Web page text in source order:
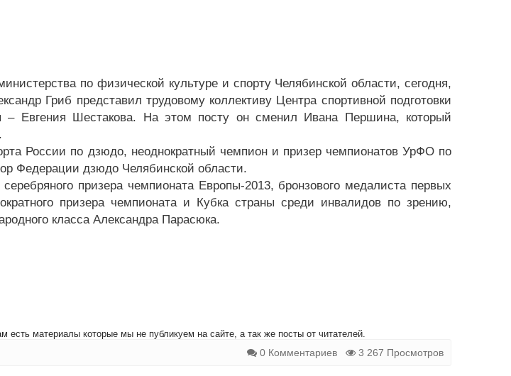
по физической культуре и спорту Челябинской области, сегодня,
Гриб представил трудовому коллективу Центра спортивной подготовки
– Евгения Шестакова. На этом посту он сменил Ивана Першина, который
России по дзюдо, неоднократный чемпион и призер чемпионатов УрФО по
Федерации дзюдо Челябинской области.
серебряного призера чемпионата Европы-2013, бронзового медалиста первых
призера чемпионата и Кубка страны среди инвалидов по зрению,
класса Александра Парасюка.
есть материалы которые мы не публикуем на сайте, а так же посты от читателей.
0 Комментариев 3 267 Просмотров